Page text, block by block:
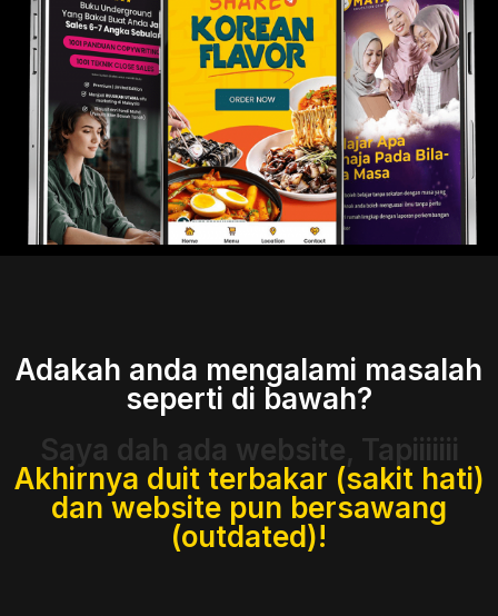
Adakah anda mengalami masalah
seperti di bawah?
Saya dah ada website, Tapiiiiiii
Akhirnya duit terbakar (sakit hati)
dan website pun bersawang
(outdated)!